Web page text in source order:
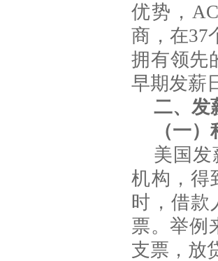
优势，
商，在37
拥有领先
早期发薪
二、发
（一
美国发
机构，得
时，借款
票。举例
支票，放